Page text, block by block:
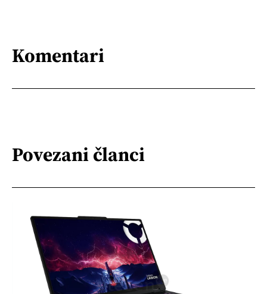
Komentari
Povezani članci